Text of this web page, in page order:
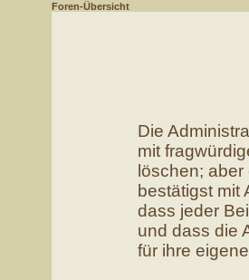
Foren-Übersicht
Die
mit
löschen;
bestätigst mit
dass jeder
und dass die
für ihre